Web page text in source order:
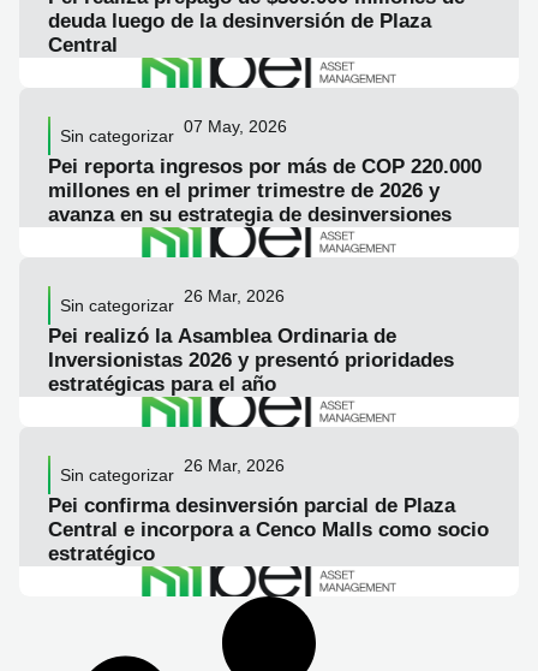
deuda luego de la desinversión de Plaza
Central
LEER ARTICULO
Sin categorizar 07 May, 2026
Pei reporta ingresos por más de COP 220.000
millones en el primer trimestre de 2026 y
avanza en su estrategia de desinversiones
LEER ARTICULO
Sin categorizar 26 Mar, 2026
Pei realizó la Asamblea Ordinaria de
Inversionistas 2026 y presentó prioridades
estratégicas para el año
LEER ARTICULO
Sin categorizar 26 Mar, 2026
Pei confirma desinversión parcial de Plaza
Central e incorpora a Cenco Malls como socio
estratégico
LEER ARTICULO